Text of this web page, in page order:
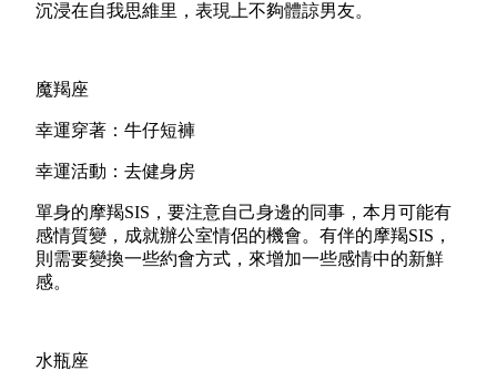
沉浸在自我思維里，表現上不夠體諒男友。
魔羯座
幸運穿著：牛仔短褲
幸運活動：去健身房
單身的摩羯SIS，要注意自己身邊的同事，本月可能有
感情質變，成就辦公室情侶的機會。有伴的摩羯SIS，
則需要變換一些約會方式，來增加一些感情中的新鮮
感。
水瓶座